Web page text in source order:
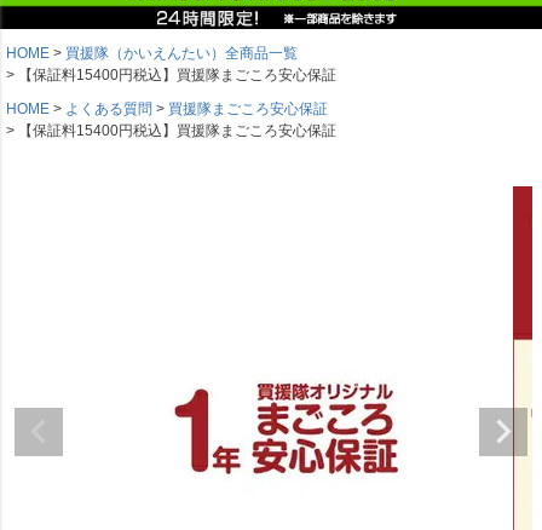
HOME
買援隊（かいえんたい）全商品一覧
【保証料15400円税込】買援隊まごころ安心保証
HOME
よくある質問
買援隊まごころ安心保証
【保証料15400円税込】買援隊まごころ安心保証